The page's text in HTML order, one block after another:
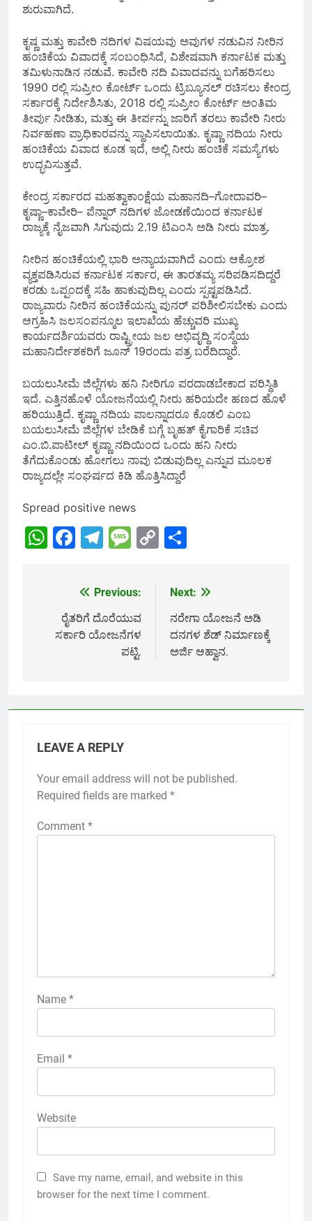
ಶುರುವಾಗಿದೆ.
ಕೃಷ್ಣ ಮತ್ತು ಕಾವೇರಿ ನದಿಗಳ ವಿಷಯವು ಅವುಗಳ ನಡುವಿನ ನೀರಿನ
ಹಂಚಿಕೆಯ ವಿವಾದಕ್ಕೆ ಸಂಬಂಧಿಸಿದೆ, ವಿಶೇಷವಾಗಿ ಕರ್ನಾಟಕ ಮತ್ತು
ತಮಿಳುನಾಡಿನ ನಡುವೆ. ಕಾವೇರಿ ನದಿ ವಿವಾದವನ್ನು ಬಗೆಹರಿಸಲು
1990 ರಲ್ಲಿ ಸುಪ್ರೀಂ ಕೋರ್ಟ್ ಒಂದು ಟ್ರಿಬ್ಯೂನಲ್ ರಚಿಸಲು ಕೇಂದ್ರ
ಸರ್ಕಾರಕ್ಕೆ ನಿರ್ದೇಶಿಸಿತು, 2018 ರಲ್ಲಿ ಸುಪ್ರೀಂ ಕೋರ್ಟ್ ಅಂತಿಮ
ತೀರ್ಪು ನೀಡಿತು, ಮತ್ತು ಈ ತೀರ್ಪನ್ನು ಜಾರಿಗೆ ತರಲು ಕಾವೇರಿ ನೀರು
ನಿರ್ವಹಣಾ ಪ್ರಾಧಿಕಾರವನ್ನು ಸ್ಥಾಪಿಸಲಾಯಿತು. ಕೃಷ್ಣಾ ನದಿಯ ನೀರು
ಹಂಚಿಕೆಯ ವಿವಾದ ಕೂಡ ಇದೆ, ಅಲ್ಲಿ ನೀರು ಹಂಚಿಕೆ ಸಮಸ್ಯೆಗಳು
ಉದ್ಭವಿಸುತ್ತವೆ.
ಕೇಂದ್ರ ಸರ್ಕಾರದ ಮಹತ್ವಾಕಾಂಕ್ಷೆಯ ಮಹಾನದಿ–ಗೋದಾವರಿ–
ಕೃಷ್ಣಾ–ಕಾವೇರಿ– ಪೆನ್ನಾರ್‌ ನದಿಗಳ ಜೋಡಣೆಯಿಂದ ಕರ್ನಾಟಕ
ರಾಜ್ಯಕ್ಕೆ ನೈಜವಾಗಿ ಸಿಗುವುದು 2.19 ಟಿಎಂಸಿ ಅಡಿ ನೀರು ಮಾತ್ರ.
ನೀರಿನ ಹಂಚಿಕೆಯಲ್ಲಿ ಭಾರಿ ಅನ್ಯಾಯವಾಗಿದೆ ಎಂದು ಆಕ್ರೋಶ
ವ್ಯಕ್ತಪಡಿಸಿರುವ ಕರ್ನಾಟಕ ಸರ್ಕಾರ, ಈ ತಾರತಮ್ಯ ಸರಿಪಡಿಸದಿದ್ದರೆ
ಕರಡು ಒಪ್ಪಂದಕ್ಕೆ ಸಹಿ ಹಾಕುವುದಿಲ್ಲ ಎಂದು ಸ್ಪಷ್ಟಪಡಿಸಿದೆ.
ರಾಜ್ಯವಾರು ನೀರಿನ ಹಂಚಿಕೆಯನ್ನು ಪುನರ್‌ ‍ಪರಿಶೀಲಿಸಬೇಕು ಎಂದು
ಆಗ್ರಹಿಸಿ ಜಲಸಂಪನ್ಮೂಲ ಇಲಾಖೆಯ ಹೆಚ್ಚುವರಿ ಮುಖ್ಯ
ಕಾರ್ಯದರ್ಶಿಯವರು ರಾಷ್ಟ್ರೀಯ ಜಲ ಅಭಿವೃದ್ಧಿ ಸಂಸ್ಥೆಯ
ಮಹಾನಿರ್ದೇಶಕರಿಗೆ ಜೂನ್‌ 19ರಂದು ಪತ್ರ ಬರೆದಿದ್ದಾರೆ.
ಬಯಲುಸೀಮೆ ಜಿಲ್ಲೆಗಳು ಹನಿ ನೀರಿಗೂ ಪರದಾಡಬೇಕಾದ ಪರಿಸ್ಥಿತಿ
ಇದೆ. ಎತ್ತಿನಹೊಳೆ ಯೋಜನೆಯಲ್ಲಿ ನೀರು ಹರಿಯದೇ ಹಣದ ಹೊಳೆ
ಹರಿಯುತ್ತಿದೆ. ಕೃಷ್ಣಾ ನದಿಯ ಪಾಲನ್ನಾದರೂ ಕೊಡಲಿ ಎಂಬ
ಬಯಲುಸೀಮೆ ಜಿಲ್ಲೆಗಳ ಬೇಡಿಕೆ ಬಗ್ಗೆ ಬೃಹತ್‌ ಕೈಗಾರಿಕೆ ಸಚಿವ
ಎಂ.ಬಿ.ಪಾಟೀಲ್‌ ಕೃಷ್ಣಾ ನದಿಯಿಂದ ಒಂದು ಹನಿ ನೀರು
ತೆಗೆದುಕೊಂಡು ಹೋಗಲು ನಾವು ಬಿಡುವುದಿಲ್ಲ ಎನ್ನುವ ಮೂಲಕ
ರಾಜ್ಯದಲ್ಲೇ ಸಂಘರ್ಷದ ಕಿಡಿ ಹೊತ್ತಿಸಿದ್ದಾರೆ
Spread positive news
WhatsApp
Facebook
Telegram
Message
Copy
navigation
Previous:
ರೈತರಿಗೆ ದೊರೆಯುವ
ಸರ್ಕಾರಿ ಯೋಜನೆಗಳ
ಪಟ್ಟಿ.
Next:
ನರೇಗಾ ಯೋಜನೆ ಅಡಿ
ದನಗಳ ಶೆಡ್ ನಿರ್ಮಾಣಕ್ಕೆ
ಅರ್ಜಿ ಆಹ್ವಾನ.
LEAVE A REPLY
Your email address will not be published.
Required fields are marked *
Comment *
Name *
Email *
Website
Save my name, email, and website in this
browser for the next time I comment.